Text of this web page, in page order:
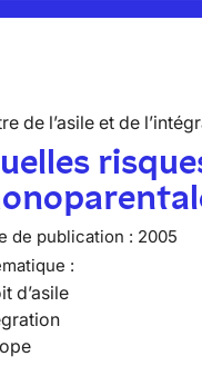
de l’asile et de
de publication : 2005
:
d’asile